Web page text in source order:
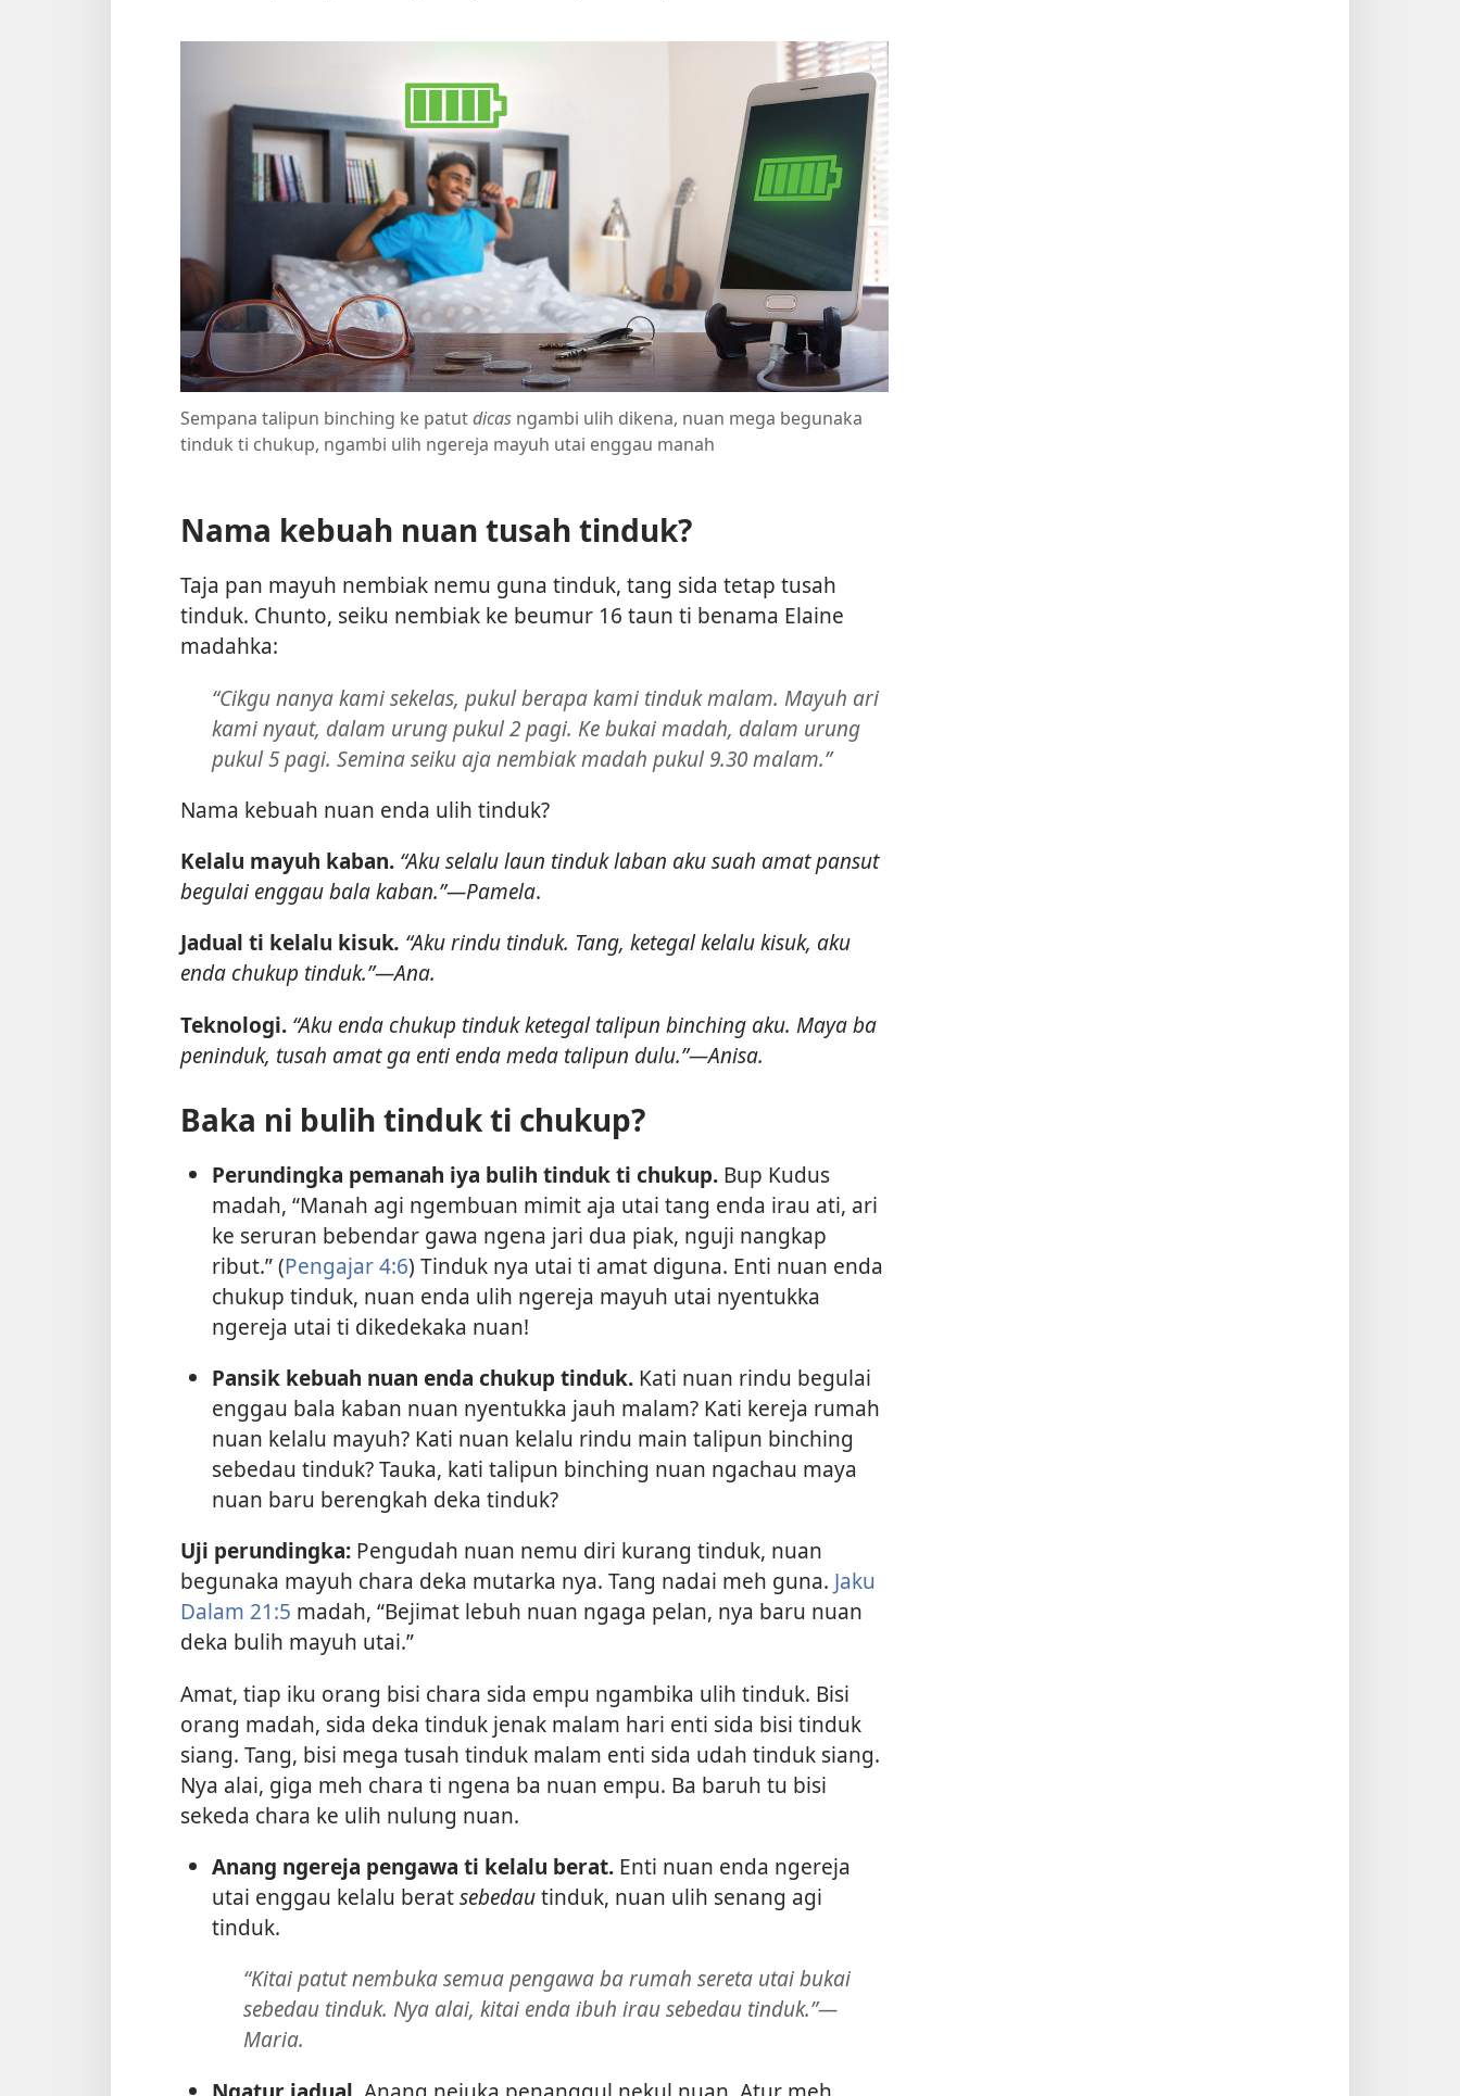
Sempana talipun binching ke patutdicas ngambi ulih dikena, nuan mega begunaka
tinduk ti chukup, ngambi ulih ngereja mayuh utai enggau manah
Nama kebuah nuan tusah tinduk?
Taja pan mayuh nembiak nemu guna tinduk, tang sida tetap tusah
tinduk. Chunto, seiku nembiak ke beumur 16 taun ti benama Elaine
madahka:
“Cikgu nanya kami sekelas, pukul berapa kami tinduk malam. Mayuh ari
kami nyaut, dalam urung pukul 2 pagi. Ke bukai madah, dalam urung
pukul 5 pagi. Semina seiku aja nembiak madah pukul 9.30 malam.”
Nama kebuah nuan enda ulih tinduk?
Kelalu mayuh kaban. “Aku selalu laun tinduk laban aku suah amat pansut
begulai enggau bala kaban.”—Pamela.
Jadual ti kelalu kisuk. “Aku rindu tinduk. Tang, ketegal kelalu kisuk, aku
enda chukup tinduk.”—Ana.
Teknologi. “Aku enda chukup tinduk ketegal talipun binching aku. Maya ba
peninduk, tusah amat ga enti enda meda talipun dulu.”—Anisa.
Baka ni bulih tinduk ti chukup?
Perundingka pemanah iya bulih tinduk ti chukup.Bup Kudus
madah, “Manah agi ngembuan mimit aja utai tang enda irau ati, ari
ke seruran bebendar gawa ngena jari dua piak, nguji nangkap
ribut.” (Pengajar 4:6) Tinduk nya utai ti amat diguna. Enti nuan enda
chukup tinduk, nuan enda ulih ngereja mayuh utai nyentukka
ngereja utai ti dikedekaka nuan!
Pansik kebuah nuan enda chukup tinduk.Kati nuan rindu begulai
enggau bala kaban nuan nyentukka jauh malam? Kati kereja rumah
nuan kelalu mayuh? Kati nuan kelalu rindu main talipun binching
sebedau tinduk? Tauka, kati talipun binching nuan ngachau maya
nuan baru berengkah deka tinduk?
Uji perundingka: Pengudah nuan nemu diri kurang tinduk, nuan
begunaka mayuh chara deka mutarka nya. Tang nadai meh guna. Jaku
Dalam 21:5 madah, “Bejimat lebuh nuan ngaga pelan, nya baru nuan
deka bulih mayuh utai.”
Amat, tiap iku orang bisi chara sida empu ngambika ulih tinduk. Bisi
orang madah, sida deka tinduk jenak malam hari enti sida bisi tinduk
siang. Tang, bisi mega tusah tinduk malam enti sida udah tinduk siang.
Nya alai, giga meh chara ti ngena ba nuan empu. Ba baruh tu bisi
sekeda chara ke ulih nulung nuan.
Anang ngereja pengawa ti kelalu berat.Enti nuan enda ngereja
utai enggau kelalu beratsebedautinduk, nuan ulih senang agi
tinduk.
“Kitai patut nembuka semua pengawa ba rumah sereta utai bukai
sebedau tinduk. Nya alai, kitai enda ibuh irau sebedau tinduk.”—
Maria.